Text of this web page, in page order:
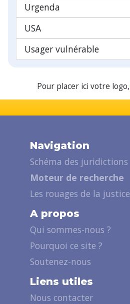
Urgenda
USA
Usager vulnérable
Pour placer ici votre logo,
Navigation
Schéma des juridictions
Moteur de recherche
Les rouages de la justice
A propos
Qui sommes-nous ?
Pourquoi ce site ?
Soutenez-nous
Liens utiles
Nous contacter